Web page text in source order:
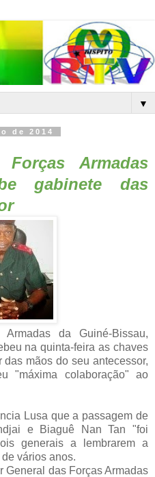
▼
de 2014
Armadas
gabinete das
da Guiné-Bissau,
na quinta-feira as chaves
mãos do seu antecessor,
"máxima colaboração" ao
Lusa que a passagem de
e Biaguê Nan Tan "foi
generais a lembrarem a
vários anos.
General das Forças Armadas